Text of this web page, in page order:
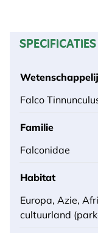
SPECIFICATIES
Falco
Familie
Falconidae
Habitat
Europa, Azie,
cultuurland